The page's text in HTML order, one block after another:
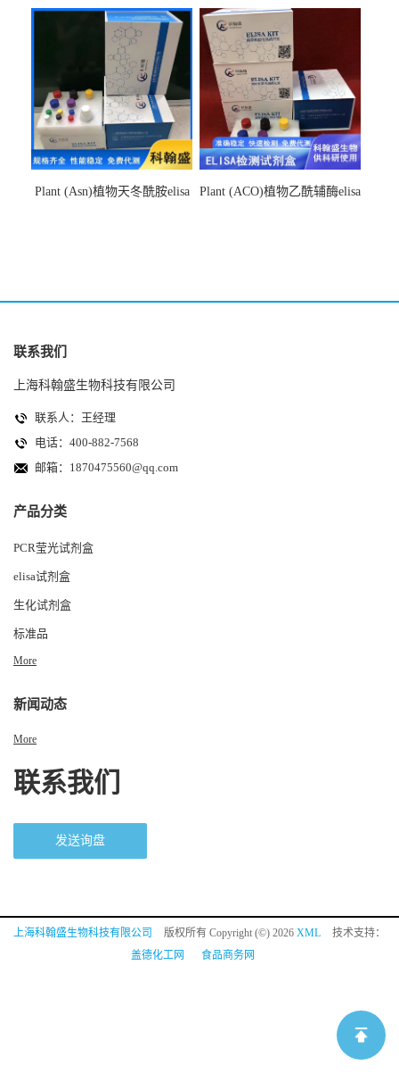
Plant (Asn)植物天冬酰胺elisa
Plant (ACO)植物乙酰辅酶elisa
联系我们
上海科翰盛生物科技有限公司
联系人：王经理
电话：400-882-7568
邮箱： 1870475560@qq.com
产品分类
PCR莹光试剂盒
elisa试剂盒
生化试剂盒
标准品
More
新闻动态
More
联系我们
发送询盘
上海科翰盛生物科技有限公司 版权所有 Copyright (©) 2026 XML
技术支持：
盖德化工网
食品商务网